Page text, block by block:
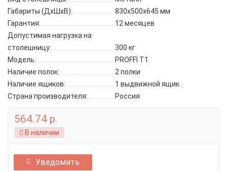
Габариты (ДхШхВ):
830x500x645 мм
Гарантия:
12 месяцев
Допустимая нагрузка на
столешницу:
300 кг
Модель:
PROFFI T1
Наличие полок:
2 полки
Наличие ящиков:
1 выдвижной ящик
Страна производителя:
Россия
564.74 р.
В наличии
Уведомить